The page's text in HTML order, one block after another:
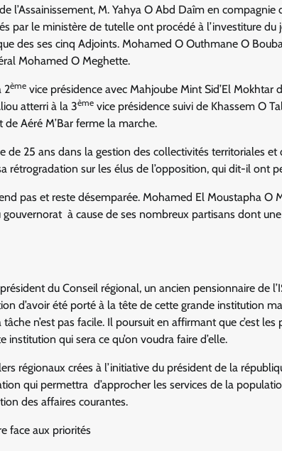
l’Assainissement, M. Yahya O Abd Daîm en
par le ministère de tutelle ont procédé à l’investiture
des ses cinq Adjoints. Mohamed O Outhmane O
Mohamed O Meghette.
2ème vice présidence avec Mahjoube Mint Sid’El
atterri à la 3ème vice présidence suivi de Khassem O
Aéré M’Bar ferme la marche.
de 25 ans dans la gestion des collectivités territoriales
rétrogradation sur les élus de l’opposition, qui dit-il ont
pas et reste désemparée. Mohamed El Moustapha O
à cause de ses nombreux partisans dont
du Conseil régional, un ancien pensionnaire de
d’avoir été porté à la tête de cette grande institution
n’est pas facile. Il poursuit en affirmant que c’est
qui sera ce qu’on voudra faire d’elle.
régionaux crées à l’initiative du président de la
qui permettra d’approcher les services de la
des affaires courantes.
face aux priorités